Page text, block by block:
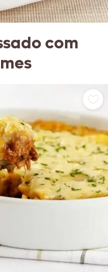
com